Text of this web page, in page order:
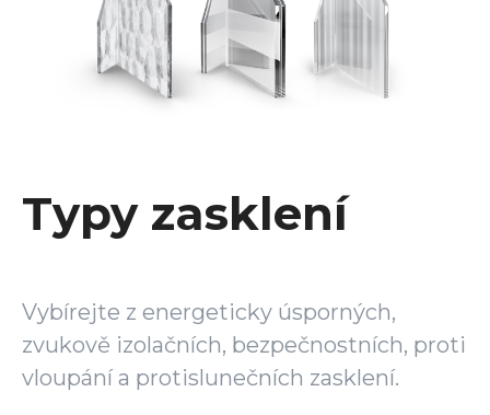
Typy zasklení
Vybírejte z energeticky úsporných,
zvukově izolačních, bezpečnostních, proti
vloupání a protislunečních zasklení.